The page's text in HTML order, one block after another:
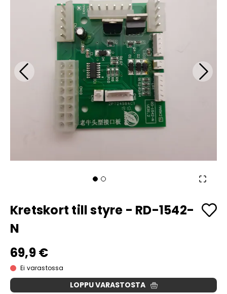
Kretskort till styre - RD-1542-
N
69,9 €
Ei varastossa
LOPPU VARASTOSTA